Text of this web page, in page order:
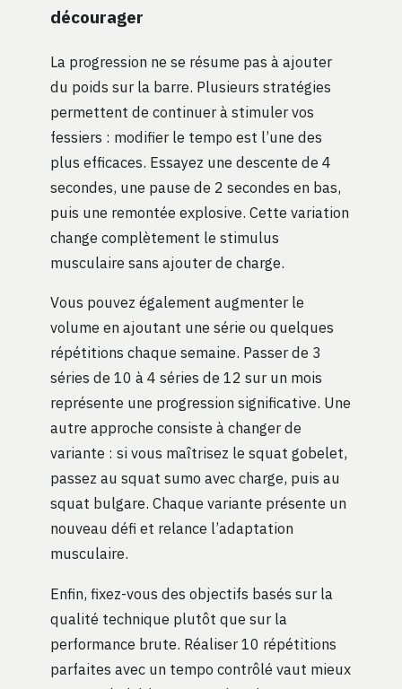
décourager
La progression ne se résume pas à ajouter
du poids sur la barre. Plusieurs stratégies
permettent de continuer à stimuler vos
fessiers : modifier le tempo est l’une des
plus efficaces. Essayez une descente de 4
secondes, une pause de 2 secondes en bas,
puis une remontée explosive. Cette variation
change complètement le stimulus
musculaire sans ajouter de charge.
Vous pouvez également augmenter le
volume en ajoutant une série ou quelques
répétitions chaque semaine. Passer de 3
séries de 10 à 4 séries de 12 sur un mois
représente une progression significative. Une
autre approche consiste à changer de
variante : si vous maîtrisez le squat gobelet,
passez au squat sumo avec charge, puis au
squat bulgare. Chaque variante présente un
nouveau défi et relance l’adaptation
musculaire.
Enfin, fixez-vous des objectifs basés sur la
qualité technique plutôt que sur la
performance brute. Réaliser 10 répétitions
parfaites avec un tempo contrôlé vaut mieux